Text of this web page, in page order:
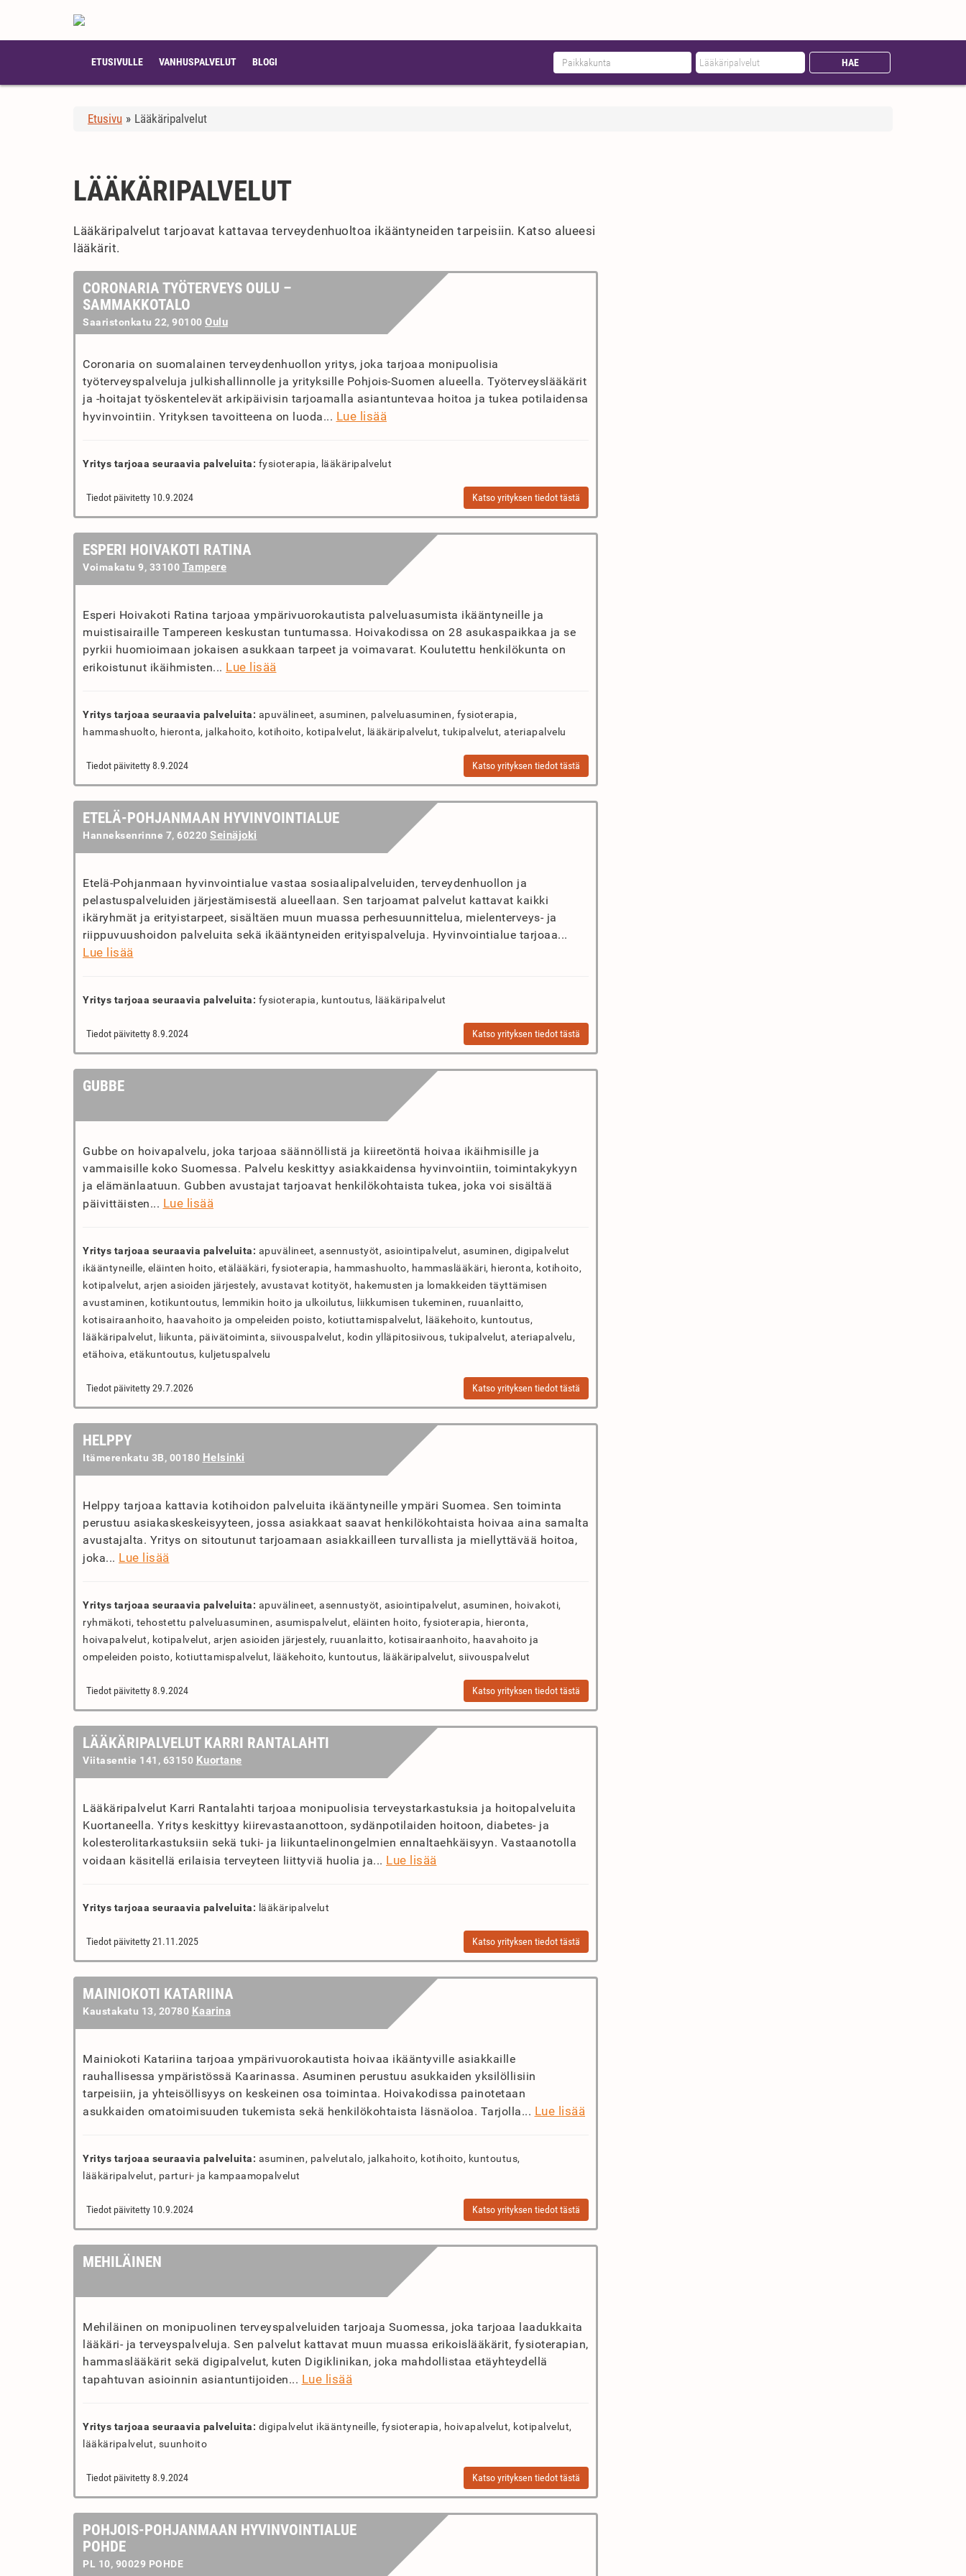
ETUSIVULLE VANHUSPALVELUT BLOGI
Etusivu » Lääkäripalvelut
LÄÄKÄRIPALVELUT
Lääkäripalvelut tarjoavat kattavaa terveydenhuoltoa ikääntyneiden tarpeisiin. Katso alueesi
lääkärit.
CORONARIA TYÖTERVEYS OULU –
SAMMAKKOTALO
Saaristonkatu 22, 90100 Oulu
Coronaria on suomalainen terveydenhuollon yritys, joka tarjoaa monipuolisia
työterveyspalveluja julkishallinnolle ja yrityksille Pohjois-Suomen alueella. Työterveyslääkärit
ja -hoitajat työskentelevät arkipäivisin tarjoamalla asiantuntevaa hoitoa ja tukea potilaidensa
hyvinvointiin. Yrityksen tavoitteena on luoda... Lue lisää
Yritys tarjoaa seuraavia palveluita: fysioterapia, lääkäripalvelut
Tiedot päivitetty 10.9.2024 Katso yrityksen tiedot tästä
ESPERI HOIVAKOTI RATINA
Voimakatu 9, 33100 Tampere
Esperi Hoivakoti Ratina tarjoaa ympärivuorokautista palveluasumista ikääntyneille ja
muistisairaille Tampereen keskustan tuntumassa. Hoivakodissa on 28 asukaspaikkaa ja se
pyrkii huomioimaan jokaisen asukkaan tarpeet ja voimavarat. Koulutettu henkilökunta on
erikoistunut ikäihmisten... Lue lisää
Yritys tarjoaa seuraavia palveluita: apuvälineet, asuminen, palveluasuminen, fysioterapia,
hammashuolto, hieronta, jalkahoito, kotihoito, kotipalvelut, lääkäripalvelut, tukipalvelut, ateriapalvelu
Tiedot päivitetty 8.9.2024 Katso yrityksen tiedot tästä
ETELÄ-POHJANMAAN HYVINVOINTIALUE
Hanneksenrinne 7, 60220 Seinäjoki
Etelä-Pohjanmaan hyvinvointialue vastaa sosiaalipalveluiden, terveydenhuollon ja
pelastuspalveluiden järjestämisestä alueellaan. Sen tarjoamat palvelut kattavat kaikki
ikäryhmät ja erityistarpeet, sisältäen muun muassa perhesuunnittelua, mielenterveys- ja
riippuvuushoidon palveluita sekä ikääntyneiden erityispalveluja. Hyvinvointialue tarjoaa...
Lue lisää
Yritys tarjoaa seuraavia palveluita: fysioterapia, kuntoutus, lääkäripalvelut
Tiedot päivitetty 8.9.2024 Katso yrityksen tiedot tästä
GUBBE
Gubbe on hoivapalvelu, joka tarjoaa säännöllistä ja kiireetöntä hoivaa ikäihmisille ja
vammaisille koko Suomessa. Palvelu keskittyy asiakkaidensa hyvinvointiin, toimintakykyyn
ja elämänlaatuun. Gubben avustajat tarjoavat henkilökohtaista tukea, joka voi sisältää
päivittäisten... Lue lisää
Yritys tarjoaa seuraavia palveluita: apuvälineet, asennustyöt, asiointipalvelut, asuminen, digipalvelut
ikääntyneille, eläinten hoito, etälääkäri, fysioterapia, hammashuolto, hammaslääkäri, hieronta, kotihoito,
kotipalvelut, arjen asioiden järjestely, avustavat kotityöt, hakemusten ja lomakkeiden täyttämisen
avustaminen, kotikuntoutus, lemmikin hoito ja ulkoilutus, liikkumisen tukeminen, ruuanlaitto,
kotisairaanhoito, haavahoito ja ompeleiden poisto, kotiuttamispalvelut, lääkehoito, kuntoutus,
lääkäripalvelut, liikunta, päivätoiminta, siivouspalvelut, kodin ylläpitosiivous, tukipalvelut, ateriapalvelu,
etähoiva, etäkuntoutus, kuljetuspalvelu
Tiedot päivitetty 29.7.2026 Katso yrityksen tiedot tästä
HELPPY
Itämerenkatu 3B, 00180 Helsinki
Helppy tarjoaa kattavia kotihoidon palveluita ikääntyneille ympäri Suomea. Sen toiminta
perustuu asiakaskeskeisyyteen, jossa asiakkaat saavat henkilökohtaista hoivaa aina samalta
avustajalta. Yritys on sitoutunut tarjoamaan asiakkailleen turvallista ja miellyttävää hoitoa,
joka... Lue lisää
Yritys tarjoaa seuraavia palveluita: apuvälineet, asennustyöt, asiointipalvelut, asuminen, hoivakoti,
ryhmäkoti, tehostettu palveluasuminen, asumispalvelut, eläinten hoito, fysioterapia, hieronta,
hoivapalvelut, kotipalvelut, arjen asioiden järjestely, ruuanlaitto, kotisairaanhoito, haavahoito ja
ompeleiden poisto, kotiuttamispalvelut, lääkehoito, kuntoutus, lääkäripalvelut, siivouspalvelut
Tiedot päivitetty 8.9.2024 Katso yrityksen tiedot tästä
LÄÄKÄRIPALVELUT KARRI RANTALAHTI
Viitasentie 141, 63150 Kuortane
Lääkäripalvelut Karri Rantalahti tarjoaa monipuolisia terveystarkastuksia ja hoitopalveluita
Kuortaneella. Yritys keskittyy kiirevastaanottoon, sydänpotilaiden hoitoon, diabetes- ja
kolesterolitarkastuksiin sekä tuki- ja liikuntaelinongelmien ennaltaehkäisyyn. Vastaanotolla
voidaan käsitellä erilaisia terveyteen liittyviä huolia ja... Lue lisää
Yritys tarjoaa seuraavia palveluita: lääkäripalvelut
Tiedot päivitetty 21.11.2025 Katso yrityksen tiedot tästä
MAINIOKOTI KATARIINA
Kaustakatu 13, 20780 Kaarina
Mainiokoti Katariina tarjoaa ympärivuorokautista hoivaa ikääntyville asiakkaille
rauhallisessa ympäristössä Kaarinassa. Asuminen perustuu asukkaiden yksilöllisiin
tarpeisiin, ja yhteisöllisyys on keskeinen osa toimintaa. Hoivakodissa painotetaan
asukkaiden omatoimisuuden tukemista sekä henkilökohtaista läsnäoloa. Tarjolla... Lue lisää
Yritys tarjoaa seuraavia palveluita: asuminen, palvelutalo, jalkahoito, kotihoito, kuntoutus,
lääkäripalvelut, parturi- ja kampaamopalvelut
Tiedot päivitetty 10.9.2024 Katso yrityksen tiedot tästä
MEHILÄINEN
Mehiläinen on monipuolinen terveyspalveluiden tarjoaja Suomessa, joka tarjoaa laadukkaita
lääkäri- ja terveyspalveluja. Sen palvelut kattavat muun muassa erikoislääkärit, fysioterapian,
hammaslääkärit sekä digipalvelut, kuten Digiklinikan, joka mahdollistaa etäyhteydellä
tapahtuvan asioinnin asiantuntijoiden... Lue lisää
Yritys tarjoaa seuraavia palveluita: digipalvelut ikääntyneille, fysioterapia, hoivapalvelut, kotipalvelut,
lääkäripalvelut, suunhoito
Tiedot päivitetty 8.9.2024 Katso yrityksen tiedot tästä
POHJOIS-POHJANMAAN HYVINVOINTIALUE
POHDE
PL 10, 90029 POHDE